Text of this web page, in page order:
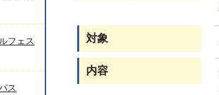
対象
内容
フェス
ス